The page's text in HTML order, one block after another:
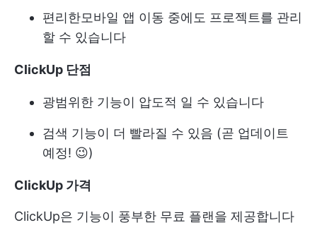
편리한모바일 앱 이동 중에도 프로젝트를 관리
할 수 있습니다
ClickUp 단점
광범위한 기능이 압도적 일 수 있습니다
검색 기능이 더 빨라질 수 있음 (곧 업데이트
예정! 😉)
ClickUp 가격
ClickUp은 기능이 풍부한 무료 플랜을 제공합니다